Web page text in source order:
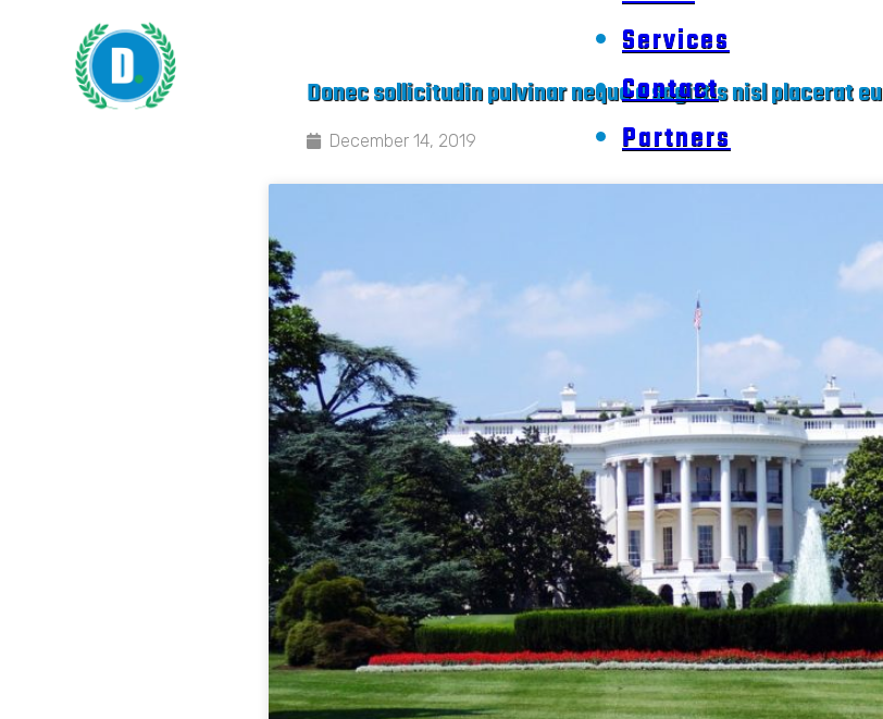
Services
Contact
Partners
Donec sollicitudin pulvinar neque a sagittis nisl placerat eu
December 14, 2019